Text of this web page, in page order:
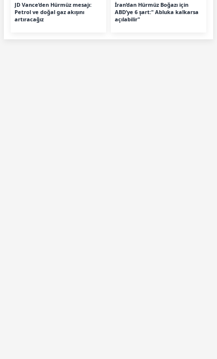
JD Vance’den Hürmüz mesajı:
Petrol ve doğal gaz akışını
artıracağız
İran’dan Hürmüz Boğazı için
ABD’ye 6 şart:" Abluka kalkarsa
açılabilir"